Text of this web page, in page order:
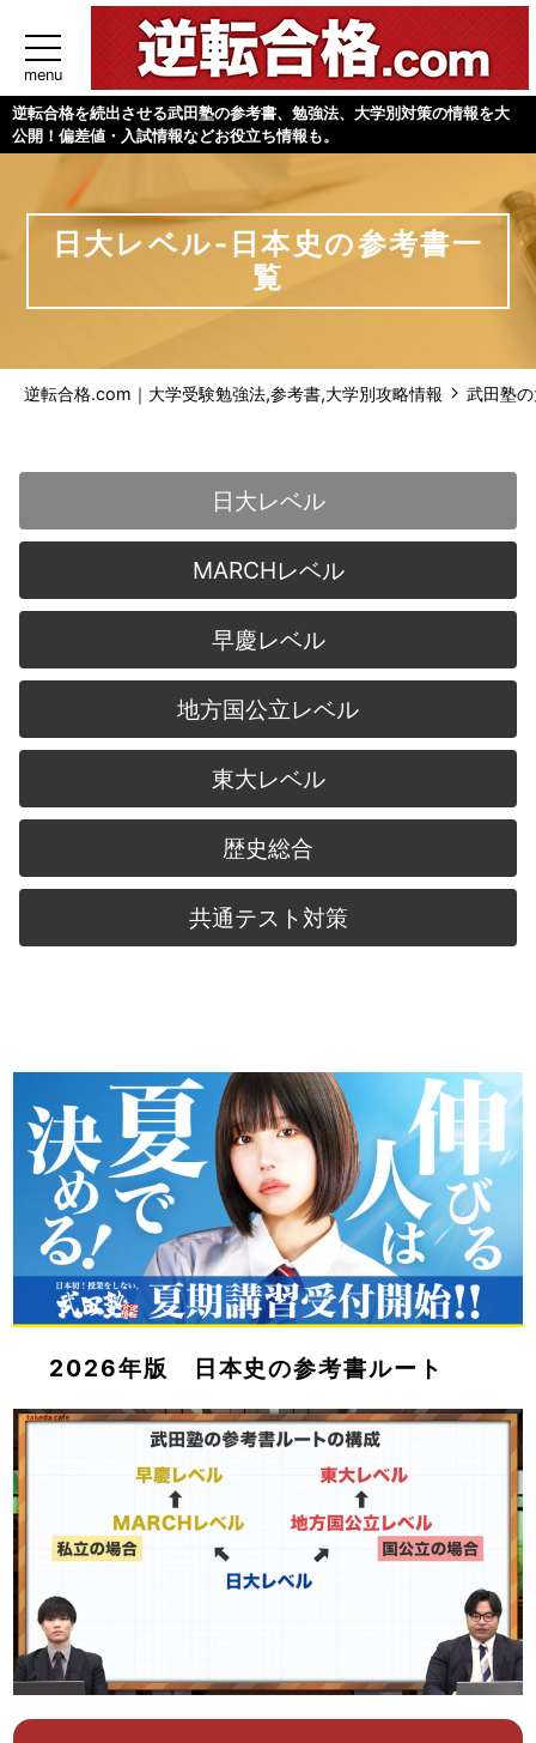
menu
逆転合格を続出させる武田塾の参考書、勉強法、大学別対策の情報を大
公開！偏差値・入試情報などお役立ち情報も。
日大レベル-日本史の参考書一
覧
逆転合格.com｜大学受験勉強法,参考書,大学別攻略情報 武田塾
日大レベル
MARCHレベル
早慶レベル
地方国公立レベル
東大レベル
歴史総合
共通テスト対策
2026年版 日本史の参考書ルート